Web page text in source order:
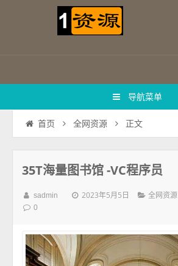
导航菜单
首页 全网资源 正文
35T海量图书馆 -VC程序员
sadmin 2023年5月5日 全网资源
0